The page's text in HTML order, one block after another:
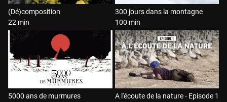
(Dé)composition
22 min
300 jours dans la montagne
100 min
5000 ans de murmures
A l'écoute de la nature - Episode 1